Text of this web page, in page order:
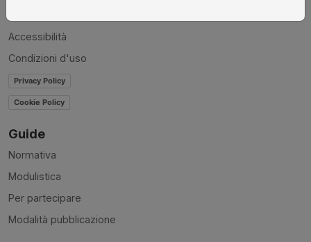
Accessibilità
Condizioni d'uso
Privacy Policy
Cookie Policy
Guide
Normativa
Modulistica
Per partecipare
Modalità pubblicazione